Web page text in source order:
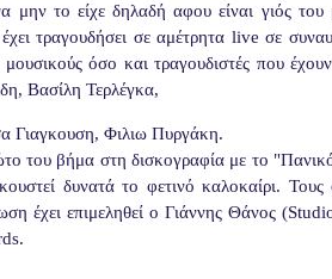
μην το είχε δηλαδή αφου είναι γιός
τραγουδήσει σε αμέτρητα live σε
όσο και τραγουδιστές που
Βασίλη Τερλέγκα,
Γιαγκουση, Φιλιω Πυργάκη.
του βήμα στη δισκογραφία με το
δυνατά το φετινό καλοκαίρι. Τους
έχει επιμεληθεί ο Γιάννης Θάνος